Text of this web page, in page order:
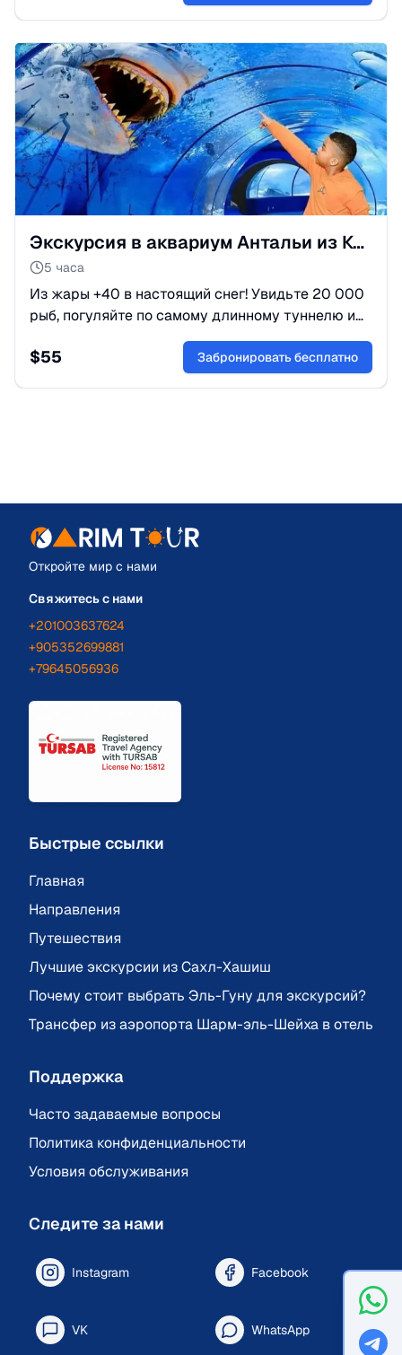
Экскурсия в аквариум Антальи из Кемера
5 часа
Из жары +40 в настоящий снег! Увидьте 20 000
рыб, погуляйте по самому длинному туннелю и
встретьте восковых фигур знаменитостей.
Лучший день в Анталии!
$55 Забронировать бесплатно
Откройте мир с нами
Свяжитесь с нами
+201003637624
+905352699881
+79645056936
Быстрые ссылки
Главная
Направления
Путешествия
Лучшие экскурсии из Сахл-Хашиш
Почему стоит выбрать Эль-Гуну для экскурсий?
Трансфер из аэропорта Шарм-эль-Шейха в отель
Поддержка
Часто задаваемые вопросы
Политика конфиденциальности
Условия обслуживания
Следите за нами
Instagram Facebook
VK WhatsApp